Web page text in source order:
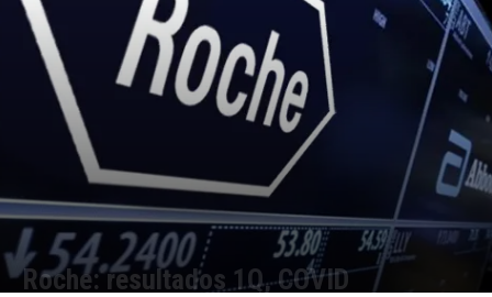
Roche: resultados 1Q, COVID